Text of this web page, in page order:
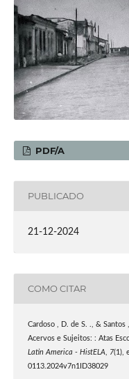
PDF/A
PUBLICADO
21-12-2024
COMO CITAR
Cardoso , D. de S. ., & Santos
Acervos e Sujeitos: : Atas
Latin America - HistELA, 7(1),
0113.2024v7n1ID38029